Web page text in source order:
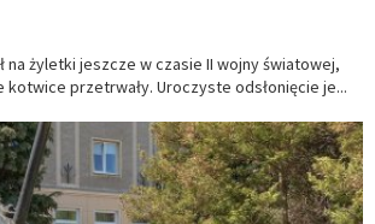
na żyletki jeszcze w czasie II wojny światowej,
przetrwały. Uroczyste odsłonięcie je...